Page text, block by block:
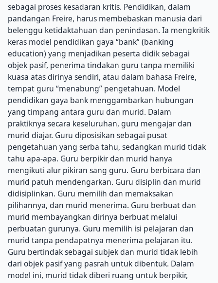
sebagai proses kesadaran kritis. Pendidikan, dalam
pandangan Freire, harus membebaskan manusia dari
belenggu ketidaktahuan dan penindasan. Ia mengkritik
keras model pendidikan gaya “bank” (banking
education) yang menjadikan peserta didik sebagai
objek pasif, penerima tindakan guru tanpa memiliki
kuasa atas dirinya sendiri, atau dalam bahasa Freire,
tempat guru “menabung” pengetahuan. Model
pendidikan gaya bank menggambarkan hubungan
yang timpang antara guru dan murid. Dalam
praktiknya secara keseluruhan, guru mengajar dan
murid diajar. Guru diposisikan sebagai pusat
pengetahuan yang serba tahu, sedangkan murid tidak
tahu apa-apa. Guru berpikir dan murid hanya
mengikuti alur pikiran sang guru. Guru berbicara dan
murid patuh mendengarkan. Guru disiplin dan murid
didisiplinkan. Guru memilih dan memaksakan
pilihannya, dan murid menerima. Guru berbuat dan
murid membayangkan dirinya berbuat melalui
perbuatan gurunya. Guru memilih isi pelajaran dan
murid tanpa pendapatnya menerima pelajaran itu.
Guru bertindak sebagai subjek dan murid tidak lebih
dari objek pasif yang pasrah untuk dibentuk. Dalam
model ini, murid tidak diberi ruang untuk berpikir,